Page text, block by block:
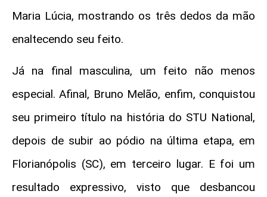
Maria Lúcia, mostrando os três dedos da mão
enaltecendo seu feito.
Já na final masculina, um feito não menos
especial. Afinal, Bruno Melão, enfim, conquistou
seu primeiro título na história do STU National,
depois de subir ao pódio na última etapa, em
Florianópolis (SC), em terceiro lugar. E foi um
resultado expressivo, visto que desbancou